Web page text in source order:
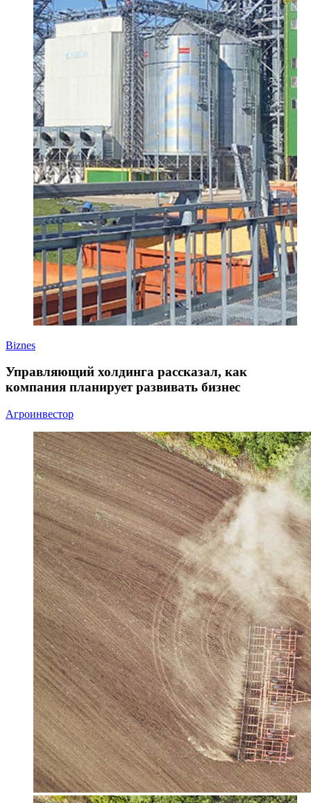
Biznes
Управляющий холдинга рассказал, как
компания планирует развивать бизнес
Агроинвестор